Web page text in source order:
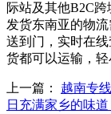
际站及其他B2C
发货东南亚的物
送到门，实时在
货都可以运输，轻
上一篇： 越南专
日充满家乡的味道